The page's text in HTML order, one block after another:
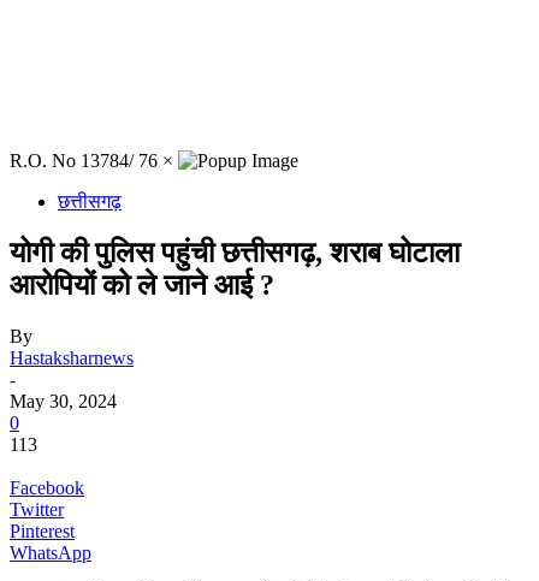
R.O. No 13784/ 76 ×
छत्तीसगढ़
योगी की पुलिस पहुंची छत्तीसगढ़, शराब घोटाला
आरोपियों को ले जाने आई ?
By
Hastaksharnews
-
May 30, 2024
0
113
Facebook
Twitter
Pinterest
WhatsApp